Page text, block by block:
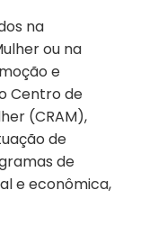
na
ou na
e
Centro de
(CRAM),
de
de
e econômica,